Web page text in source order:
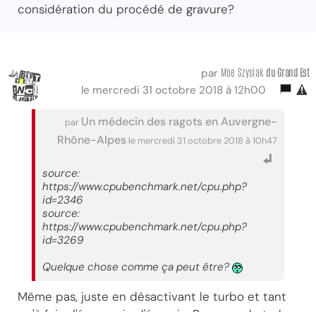
considération du procédé de gravure?
par Moe Szyslak du Grand Est
le mercredi 31 octobre 2018 à 12h00
par Un médecin des ragots en Auvergne-
Rhône-Alpes le mercredi 31 octobre 2018 à 10h47
source:
https://www.cpubenchmark.net/cpu.php?
id=2346
source:
https://www.cpubenchmark.net/cpu.php?
id=3269
Quelque chose comme ça peut être?
Même pas, juste en désactivant le turbo et tant